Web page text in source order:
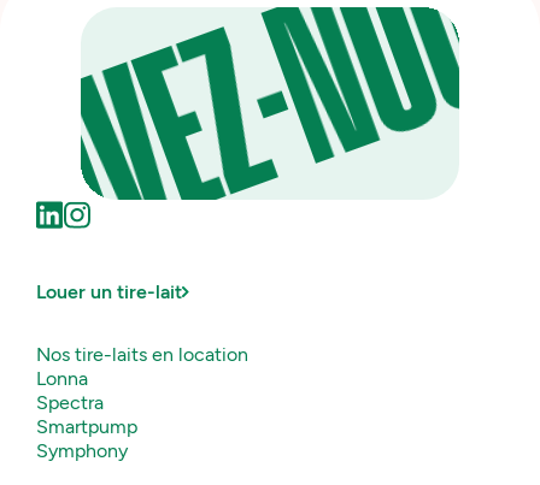
NOUS
Louer un tire-lait
Nos tire-laits en location
Lonna
Spectra
Smartpump
Symphony